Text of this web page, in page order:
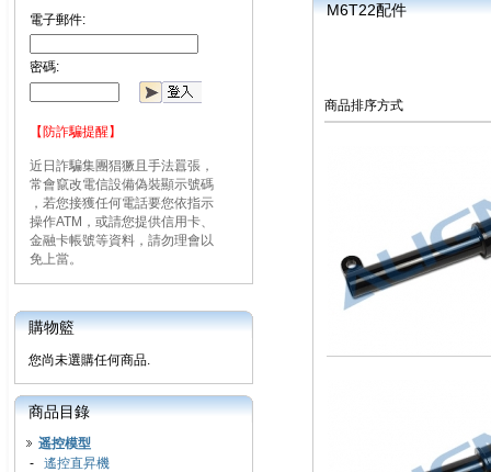
電子郵件:
密碼:
【防詐騙提醒】
近日詐騙集團猖獗且手法囂張，
常會竄改電信設備偽裝顯示號碼
，若您接獲任何電話要您依指示
操作ATM，或請您提供信用卡、
金融卡帳號等資料，請勿理會以
免上當。
購物籃
您尚未選購任何商品.
商品目錄
遥控模型
- 遙控直昇機
M6T22配件
商品排序方式